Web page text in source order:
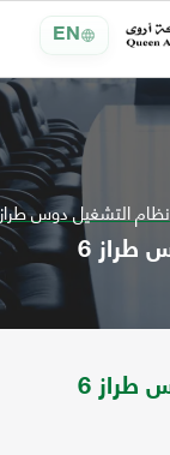
EN
نظام التشغيل دوس طراز 6
طراز 6
طراز 6